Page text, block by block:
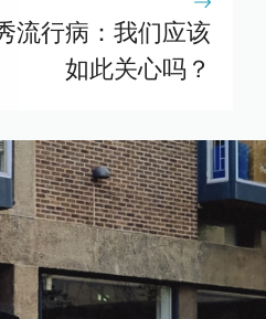
流行病：我们应该
如此关心吗？